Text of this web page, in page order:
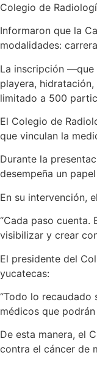
Colegio de
Informaron que la
modalidades:
La inscripción —que
playera,
limitado a 500
El Colegio de
que vinculan la
Durante la
desempeña un
En su intervención,
“Cada paso
visibilizar y crear
El presidente del
yucatecas:
“Todo lo
médicos que
De esta manera, el
contra el cáncer de